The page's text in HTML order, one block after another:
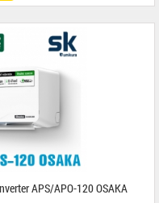
APS/APO-120 OSAKA